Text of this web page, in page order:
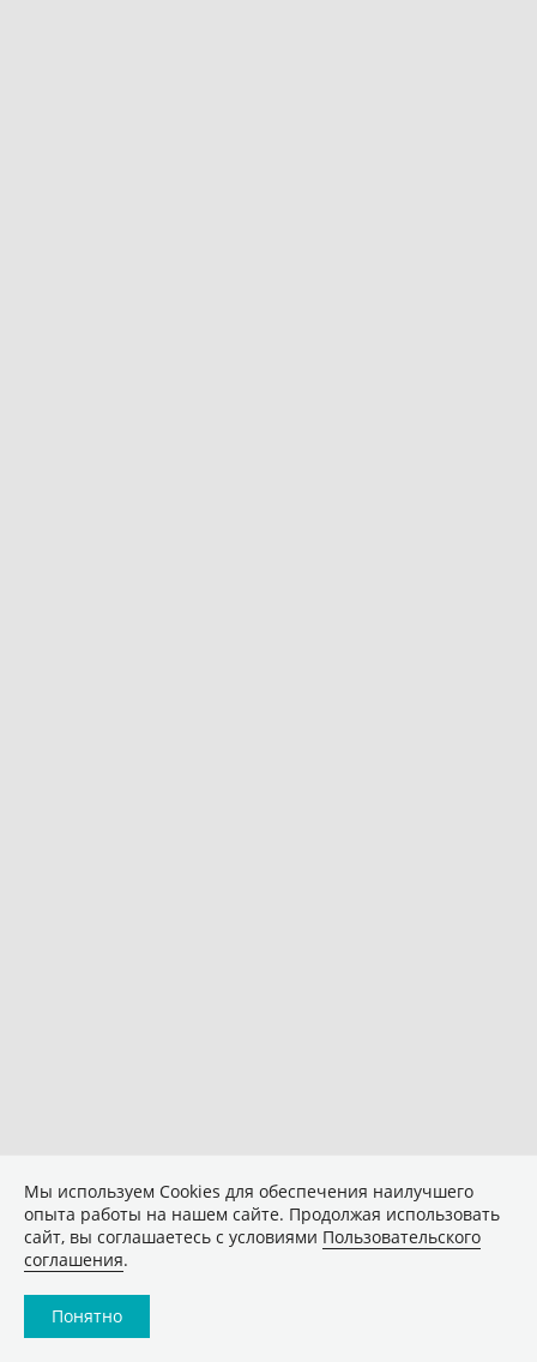
Мы используем Сookies для обеспечения наилучшего
опыта работы на нашем сайте. Продолжая использовать
сайт, вы соглашаетесь с условиями Пользовательского
соглашения.
Понятно